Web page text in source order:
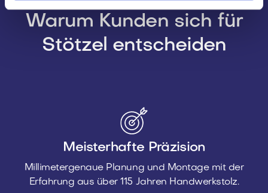
Warum Kunden sich für
Stötzel entscheiden
Meisterhafte Präzision
Millimetergenaue Planung und Montage mit der
Erfahrung aus über 115 Jahren Handwerkstolz.